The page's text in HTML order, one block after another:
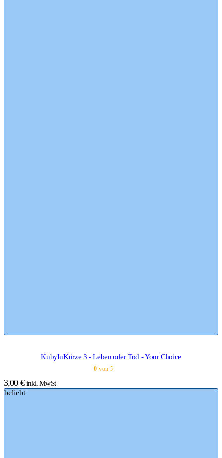
KubyInKürze 3 - Leben oder Tod - Your Choice
0 von 5
3,00 € inkl. MwSt
beliebt